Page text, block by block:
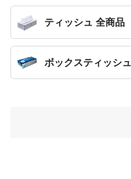
ティッシュ 全商品
ボックスティッシュ